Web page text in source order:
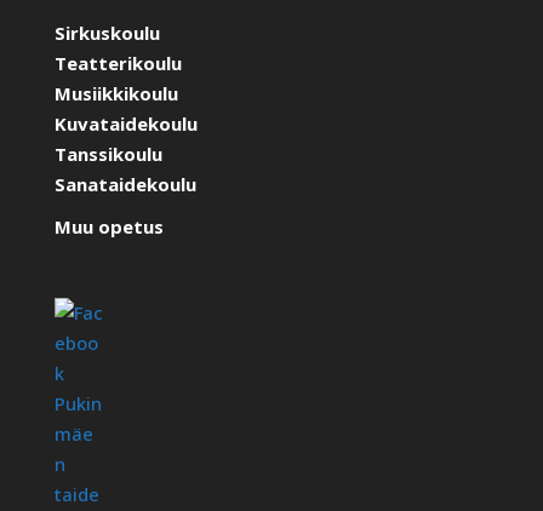
Sirkuskoulu
Teatterikoulu
Musiikkikoulu
Kuvataidekoulu
Tanssikoulu
Sanataidekoulu
Muu opetus